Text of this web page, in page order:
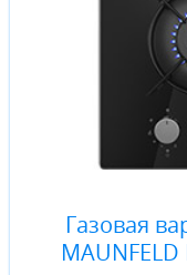
Газовая
MAUNFELD